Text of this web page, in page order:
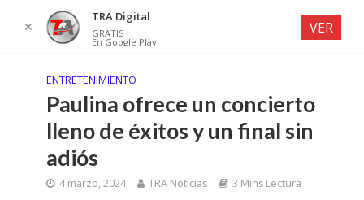
ENTRETENIMIENTO
Paulina ofrece un concierto
lleno de éxitos y un final sin
adiós
4 marzo, 2024 TRA Noticias 3 Mins Lectura
✕
TRA Digital
GRATIS
En Google Play
VER